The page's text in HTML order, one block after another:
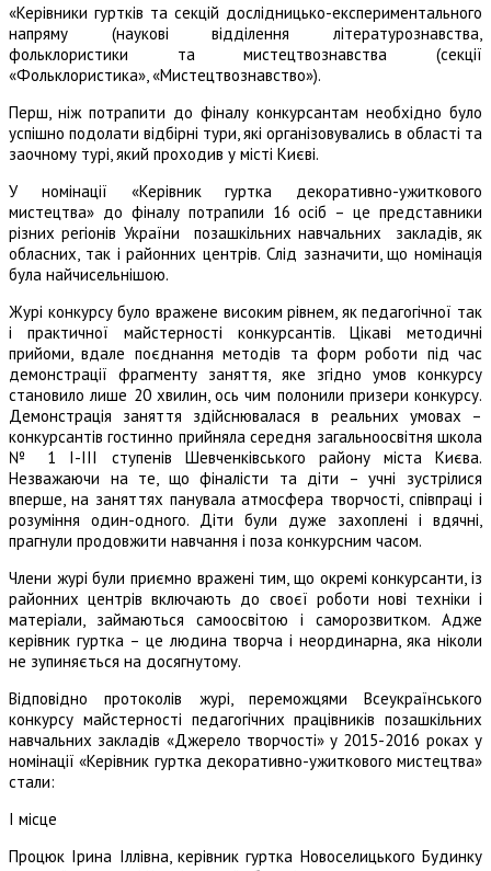
«Керівники гуртків та секцій дослідницько-експериментального
напряму (наукові відділення літературознавства,
фольклористики та мистецтвознавства (секції
«Фольклористика», «Мистецтвознавство»).
Перш, ніж потрапити до фіналу конкурсантам необхідно було
успішно подолати відбірні тури, які організовувались в області та
заочному турі, який проходив у місті Києві.
У номінації «Керівник гуртка декоративно-ужиткового
мистецтва» до фіналу потрапили 16 осіб – це представники
різних регіонів України позашкільних навчальних закладів, як
обласних, так і районних центрів. Слід зазначити, що номінація
була найчисельнішою.
Журі конкурсу було вражене високим рівнем, як педагогічної так
і практичної майстерності конкурсантів. Цікаві методичні
прийоми, вдале поєднання методів та форм роботи під час
демонстрації фрагменту заняття, яке згідно умов конкурсу
становило лише 20 хвилин, ось чим полонили призери конкурсу.
Демонстрація заняття здійснювалася в реальних умовах –
конкурсантів гостинно прийняла середня загальноосвітня школа
№ 1 І-ІІІ ступенів Шевченківського району міста Києва.
Незважаючи на те, що фіналісти та діти – учні зустрілися
вперше, на заняттях панувала атмосфера творчості, співпраці і
розуміння один-одного. Діти були дуже захоплені і вдячні,
прагнули продовжити навчання і поза конкурсним часом.
Члени журі були приємно вражені тим, що окремі конкурсанти, із
районних центрів включають до своєї роботи нові техніки і
матеріали, займаються самоосвітою і саморозвитком. Адже
керівник гуртка – це людина творча і неординарна, яка ніколи
не зупиняється на досягнутому.
Відповідно протоколів журі, переможцями Всеукраїнського
конкурсу майстерності педагогічних працівників позашкільних
навчальних закладів «Джерело творчості» у 2015-2016 роках у
номінації «Керівник гуртка декоративно-ужиткового мистецтва»
стали:
І місце
Процюк Ірина Іллівна, керівник гуртка Новоселицького Будинку